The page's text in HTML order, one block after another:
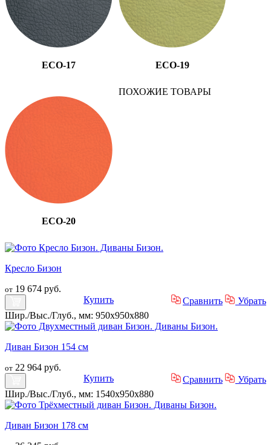
ECO-17 ECO-19
ECO-20
ПОХОЖИЕ ТОВАРЫ
Кресло Бизон
от 19 674 руб.
Купить
Сравнить
Убрать
Шир./Выс./Глуб., мм: 950x950x880
Диван Бизон 154 см
от 22 964 руб.
Купить
Сравнить
Убрать
Шир./Выс./Глуб., мм: 1540x950x880
Диван Бизон 178 см